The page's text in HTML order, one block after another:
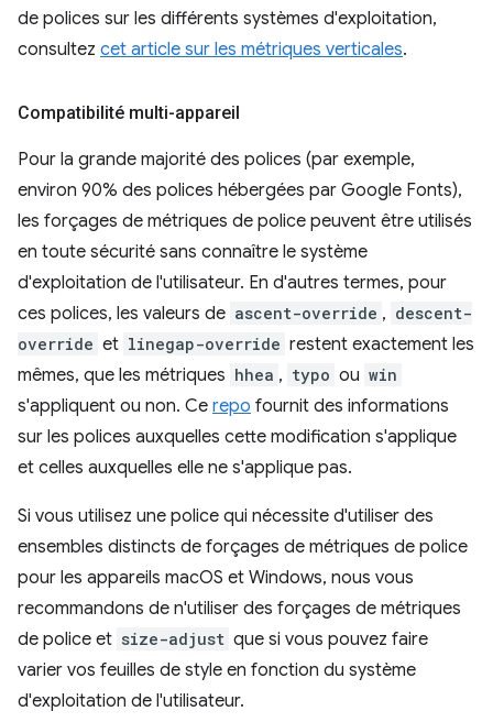
de polices sur les différents systèmes d'exploitation,
consultez cet article sur les métriques verticales.
Compatibilité multi-appareil
Pour la grande majorité des polices (par exemple,
environ 90% des polices hébergées par Google Fonts),
les forçages de métriques de police peuvent être utilisés
en toute sécurité sans connaître le système
d'exploitation de l'utilisateur. En d'autres termes, pour
ces polices, les valeurs de ascent-override , descent-
override et linegap-override restent exactement les
mêmes, que les métriques hhea , typo ou win
s'appliquent ou non. Ce repo fournit des informations
sur les polices auxquelles cette modification s'applique
et celles auxquelles elle ne s'applique pas.
Si vous utilisez une police qui nécessite d'utiliser des
ensembles distincts de forçages de métriques de police
pour les appareils macOS et Windows, nous vous
recommandons de n'utiliser des forçages de métriques
de police et size-adjust que si vous pouvez faire
varier vos feuilles de style en fonction du système
d'exploitation de l'utilisateur.